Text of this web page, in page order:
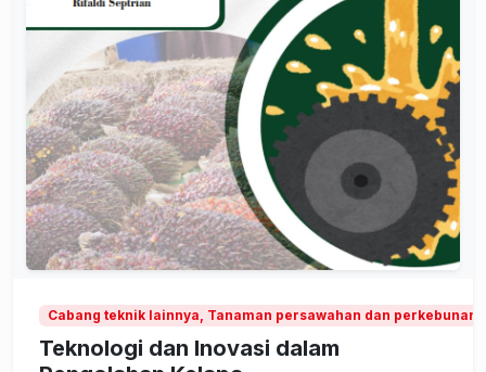
Cabang teknik lainnya, Tanaman persawahan dan perkebunan
Teknologi dan Inovasi dalam